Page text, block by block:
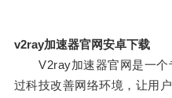
v2ray加速器官网安卓下载
V2ray加速器官网是一个
过科技改善网络环境，让用